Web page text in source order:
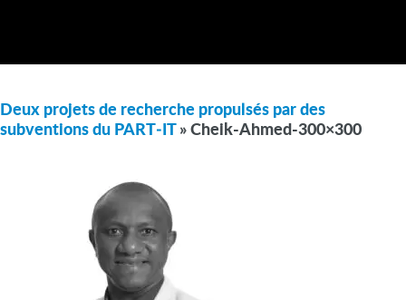
Deux projets de recherche propulsés par des
subventions du PART‑IT» Cheik-Ahmed-300×300